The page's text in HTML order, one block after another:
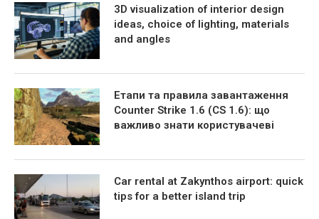
3D visualization of interior design
ideas, choice of lighting, materials
and angles
Етапи та правила завантаження
Counter Strike 1.6 (CS 1.6): що
важливо знати користувачеві
Car rental at Zakynthos airport: quick
tips for a better island trip